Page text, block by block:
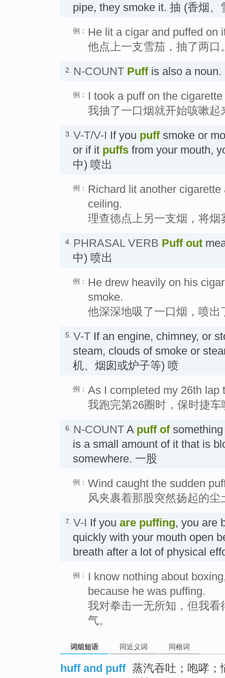
pipe, they smoke it. 抽 (香烟、
例： He lit a cigar and puffed on
他点上一支雪茄，抽了两口
2. N-COUNT Puffis also a noun.
例：
I took a puff on the
我抽了一口烟就开始咳嗽起
3. V-T/V-I If you puffsmoke or
or if it puffs from your mouth,
中) 喷出
例： Richard lit another
ceiling.
理查德点上另一支烟，将烟
4. PHRASAL VERB Puff out
中) 喷出
例： He drew heavily on his
smoke.
他深深地吸了一口烟，喷出
5. V-T If an engine, chimney, or
steam, clouds of smoke or
机、烟囱或炉子等) 喷
例： As I completed my 26th lap
我跑完第26圈时，保时捷
6. N-COUNT A puff ofsomething
is a small amount of it that is
somewhere. 一股
例： Wind caught the sudden
风夹裹着那股突然扬起的
7. V-I If you are puffing, you are
quickly with your mouth open
breath after a lot of physical
例：
I know nothing about
because he was puffing.
我对拳击一无所知，但我
气。
词组短语 同近义词 同根词
huff and puff 蒸汽吞吐；咆哮；